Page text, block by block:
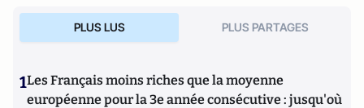
PLUS LUS PLUS PARTAGES
1Les Français moins riches que la moyenne
européenne pour la 3e année consécutive : jusqu'où